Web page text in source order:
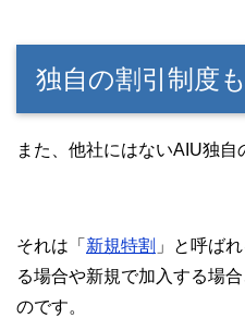
独自の割引制度
また、他社にはないAIU独自
それは「 新規特割 」と呼ば
る場合や新規で加入する場
のです。